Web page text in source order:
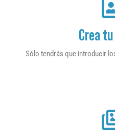
Crea
Sólo tendrás que introducir